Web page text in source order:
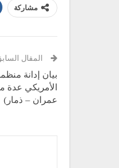
مشاركة
المقال
بيان إدانة
الأمريكي عدة
عمران – ذمار)